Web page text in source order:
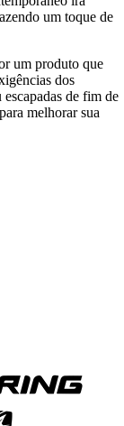
um toque de
um produto que
dos
de fim de
melhorar sua